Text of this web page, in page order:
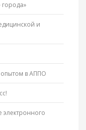
города»
и
опытом в АППО
электронного